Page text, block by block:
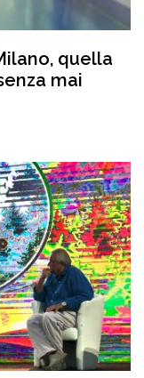
quella
mai